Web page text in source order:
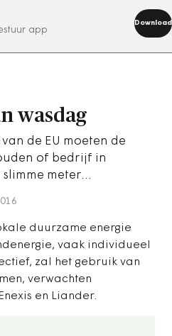
app
Download
nu
wasdag
de EU moeten de
of bedrijf in
slimme meter…
duurzame energie
vaak individueel
zal het gebruik van
verwachten
en Liander.